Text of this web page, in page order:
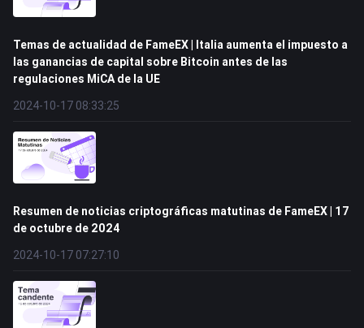
Temas de actualidad de FameEX | Italia aumenta el impuesto a
las ganancias de capital sobre Bitcoin antes de las
regulaciones MiCA de la UE
2024-10-17 08:33:25
Resumen de noticias criptográficas matutinas de FameEX | 17
de octubre de 2024
2024-10-17 07:27:10